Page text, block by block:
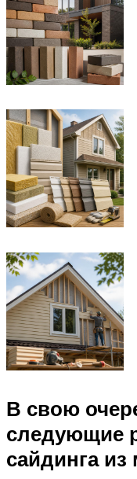
В свою
следующие
сайдинга из